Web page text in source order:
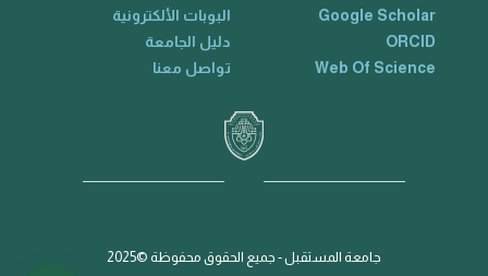
Google Scholar
ORCID
Web Of Science
البوبات الألكترونية
دليل الجامعة
تواصل معنا
جامعة المستقبل - جميع الحقوق محفوظة ©2025